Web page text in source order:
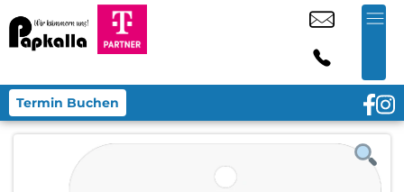
Termin Buchen